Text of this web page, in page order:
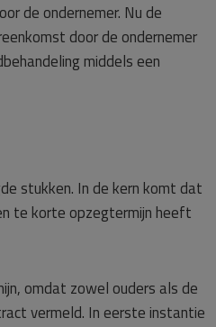
de ondernemer. Nu de
door de ondernemer
middels een
stukken. In de kern komt dat
te korte opzegtermijn heeft
omdat zowel ouders als de
vermeld. In eerste instantie